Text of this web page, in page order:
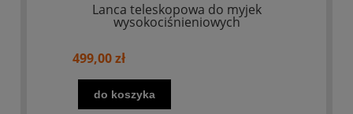
Lanca teleskopowa do myjek
wysokociśnieniowych
499,00 zł
do koszyka